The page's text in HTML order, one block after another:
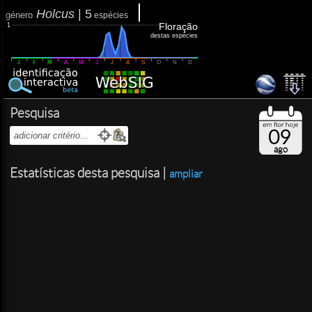
género Holcus 5 espécies
1
J F M A M J J A S O N D
Floração
destas espécies
Pesquisa
Estatísticas desta pesquisa | ampliar
09
ago